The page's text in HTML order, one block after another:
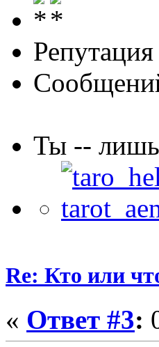
Ты -- лишь
Re: Кто или
« Ответ #3: